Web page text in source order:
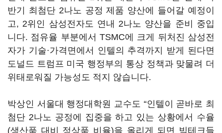
반기 최첨단 2나노 공정 제품 양산에 들어갈 예정이
고, 2위인 삼성전자도 연내 2나노 양산을 준비 중입
니다. 점유율 부분에서TSMC에 크게 뒤처진 삼성전
자가 기술·가격면에서 인텔의 추격까지 받게 된다면
도널드 트럼프 미국 행정부의 통상 정책과 맞물려 더
위태로워질 가능성도 적지 않습니다.
박상인 서울대 행정대학원 교수도 “인텔이 곧바로 최
첨단 2나노 공정에 집중을 하고 있는 상황에서 수율
(생산품 대비 정상품 비율)을 올리게 되면 빅테크들